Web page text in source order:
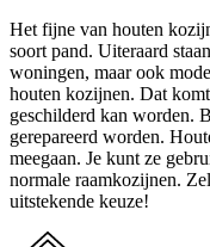
Het fijne van houten
soort pand. Uiteraard
woningen, maar ook
houten kozijnen. Dat
geschilderd kan worden.
gerepareerd worden.
meegaan. Je kunt ze
normale raamkozijnen.
uitstekende keuze!